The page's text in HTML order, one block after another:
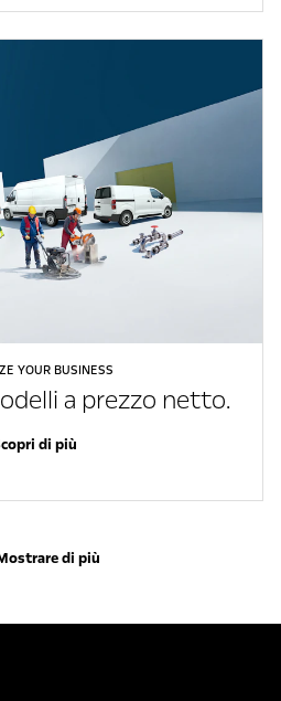
YOUR BUSINESS
a prezzo netto.
di più
di più